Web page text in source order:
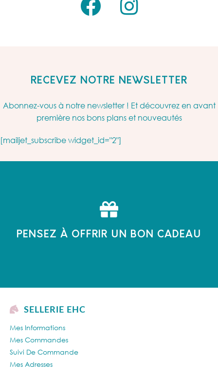
RECEVEZ NOTRE NEWSLETTER
Abonnez-vous à notre newsletter ! Et découvrez en avant
première nos bons plans et nouveautés
[mailjet_subscribe widget_id="2"]
PENSEZ À OFFRIR UN BON CADEAU
SELLERIE EHC
Mes Informations
Mes Commandes
Suivi De Commande
Mes Adresses